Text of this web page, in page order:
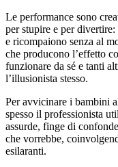
Le performance sono
per stupire e per
e ricompaiono senza al
che producono l’effetto
funzionare da sé e tanti
l’illusionista stesso.
Per avvicinare i bambini
spesso il professionista
assurde, finge di
che vorrebbe,
esilaranti.